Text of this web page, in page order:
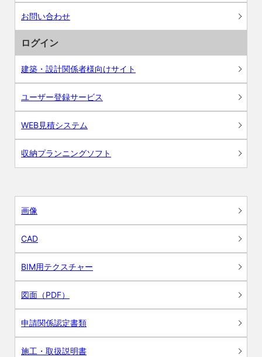
お問い合わせ
ログイン
建築・設計関係者様向けサイト
ユーザー登録サービス
WEB見積システム
収納プランニングソフト
画像
CAD
BIM用テクスチャー
図面（PDF）
申請関係認定書類
施工・取扱説明書